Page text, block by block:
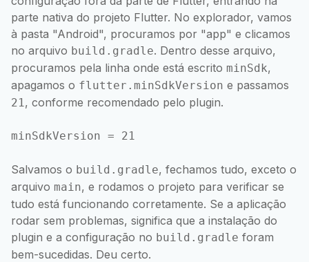
parte nativa do projeto Flutter. No explorador, vamos
à pasta "Android", procuramos por "app" e clicamos
no arquivo build.gradle. Dentro desse arquivo,
procuramos pela linha onde está escrito minSdk,
apagamos o flutter.minSdkVersion e passamos
21 , conforme recomendado pelo plugin.
Salvamos o build.gradle, fechamos tudo, exceto o
arquivo main, e rodamos o projeto para verificar se
tudo está funcionando corretamente. Se a aplicação
rodar sem problemas, significa que a instalação do
plugin e a configuração no build.gradle foram
bem-sucedidas. Deu certo.